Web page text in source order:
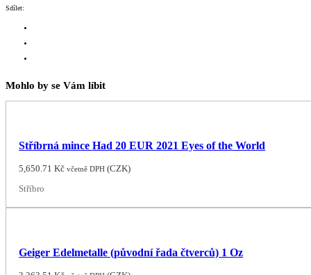
Sdílet:
Mohlo by se Vám líbit
Stříbrná mince Had 20 EUR 2021 Eyes of the World
5,650.71Kč včetně DPH (CZK)
Stříbro
Geiger Edelmetalle (původní řada čtverců) 1 Oz